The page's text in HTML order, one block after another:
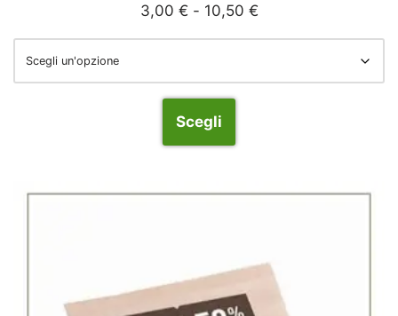
3,00 € - 10,50 €
Scegli